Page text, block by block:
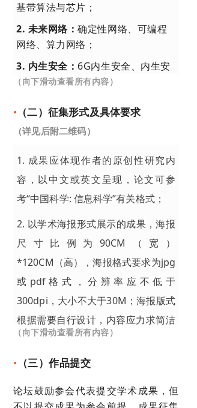
基带算法与芯片；
2. 未来网络：确定性网络、可编程
网络、算力网络；
3. 内生安全： 6G内生安全、内生安
全网络弹性、多模态网络内生安全；
用、微波量子光学研究。
（向下滑动查看所有内容）
• （二）征集形式及具体要求
（详见后附二维码）
1. 成果应体现作者的原创性研究内
容，以中文或英文呈现，论文可参
考“中国科学: 信息科学”有关格式；
2. 以学术海报形式展示的成果，海报
尺寸比例为90CM（宽）
*120CM（高），海报格式要求为jpg
或pdf格式，分辨率应不低于
300dpi，大小不大于30M；海报版式
根据需要自行设计，内容应力求简洁
大方、图文并茂、色彩搭配合理、条
理清晰、逻辑严谨；
3. 若成果已经发表，请标明文章的题
目、作者、期刊名称、出版日期、页
（向下滑动查看所有内容）
• （三）作品提交
论坛鼓励参会代表提交学术成果，但